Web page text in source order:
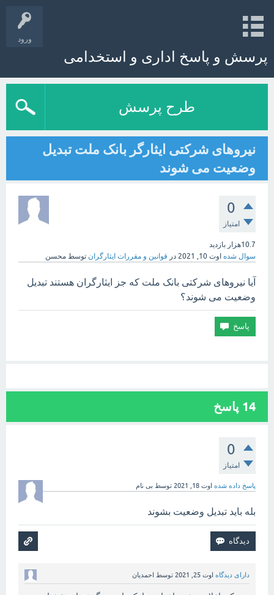
ورود
پرسش و پاسخ اداری و استخدامی
طرح پرسش
نیروهای شرکتی ایثارگر بانک ملت تبدیل
وضعیت می شوند
0
امتیاز
10.7هزار
بازدید
سوال شده اوت 10, 2021 در قوانین و مقررات ایثارگران توسط محسن
آیا نیروهای شرکتی بانک ملت که جز ایثارگران هستند تبدیل
وضعیت می شوند؟
14 پاسخ
0
امتیاز
پاسخ داده شده اوت 18, 2021 توسط بی نام
بله باید تبدیل وضعیت بشوند
دارای دیدگاه اوت 25, 2021 توسط احمدیان